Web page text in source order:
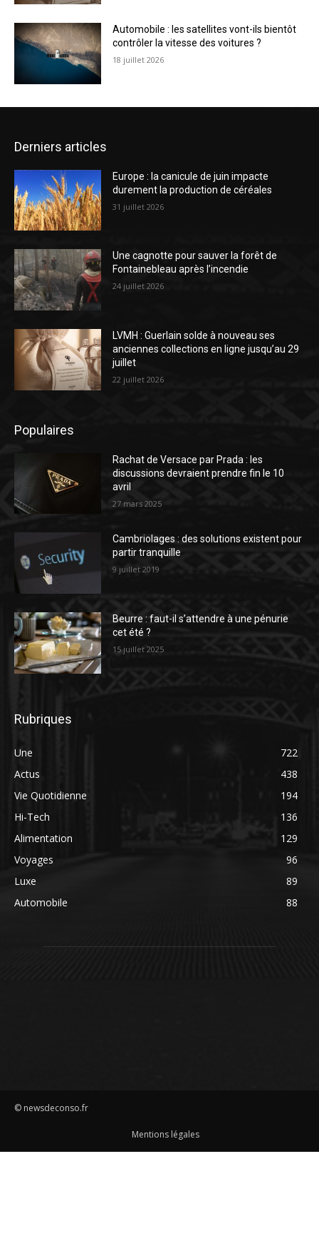
Automobile : les satellites vont-ils bientôt
contrôler la vitesse des voitures ?
18 juillet 2026
Derniers articles
Europe : la canicule de juin impacte
durement la production de céréales
31 juillet 2026
Une cagnotte pour sauver la forêt de
Fontainebleau après l’incendie
24 juillet 2026
LVMH : Guerlain solde à nouveau ses
anciennes collections en ligne jusqu’au 29
juillet
22 juillet 2026
Populaires
Rachat de Versace par Prada : les
discussions devraient prendre fin le 10
avril
27 mars 2025
Cambriolages : des solutions existent pour
partir tranquille
9 juillet 2019
Beurre : faut-il s’attendre à une pénurie
cet été ?
15 juillet 2025
Rubriques
Une
722
Actus
438
Vie Quotidienne
194
Hi-Tech
136
Alimentation
129
Voyages
96
Luxe
89
Automobile
88
© newsdeconso.fr
Mentions légales